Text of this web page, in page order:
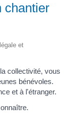
chantier
et
collectivité, vous
bénévoles.
et à l'étranger.